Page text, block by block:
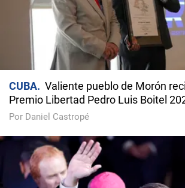
CUBA
Valiente pueblo de Morón
Premio Libertad Pedro Luis Boitel
Por Daniel Castropé